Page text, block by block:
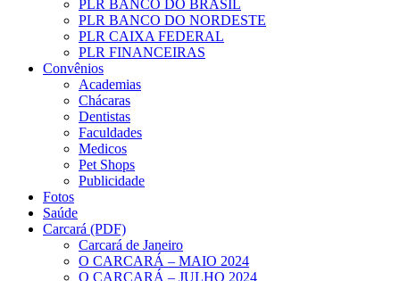
PLR BANCO DO BRASIL
PLR BANCO DO NORDESTE
PLR CAIXA FEDERAL
PLR FINANCEIRAS
Convênios
Academias
Chácaras
Dentistas
Faculdades
Medicos
Pet Shops
Publicidade
Fotos
Saúde
Carcará (PDF)
Carcará de Janeiro
O CARCARÁ – MAIO 2024
O CARCARÁ – JULHO 2024